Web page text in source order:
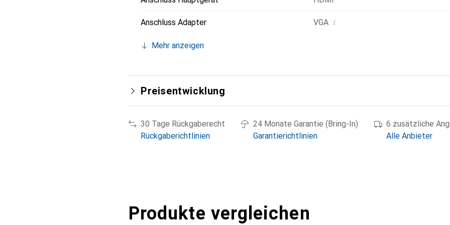
Anschluss Adapter VGA i
Mehr anzeigen
Preisentwicklung
30 Tage Rückgaberecht
Rückgaberichtlinien
24 Monate Garantie (Bring-In)
Garantierichtlinien
6 zusätzliche
Alle Anbieter
Produkte vergleichen